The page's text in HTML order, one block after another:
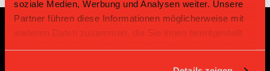
soziale Medien, Werbung und Analysen weiter. Unsere
Partner führen diese Informationen möglicherweise mit
weiteren Daten zusammen, die Sie ihnen bereitgestellt
Sponsoren und Partner